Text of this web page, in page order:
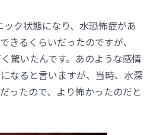
ク状態になり、水恐怖症があ
きるくらいだったのですが、
驚いたんです。あのような感情
なると言いますが、当時、水深
ったので、より怖かったのだと